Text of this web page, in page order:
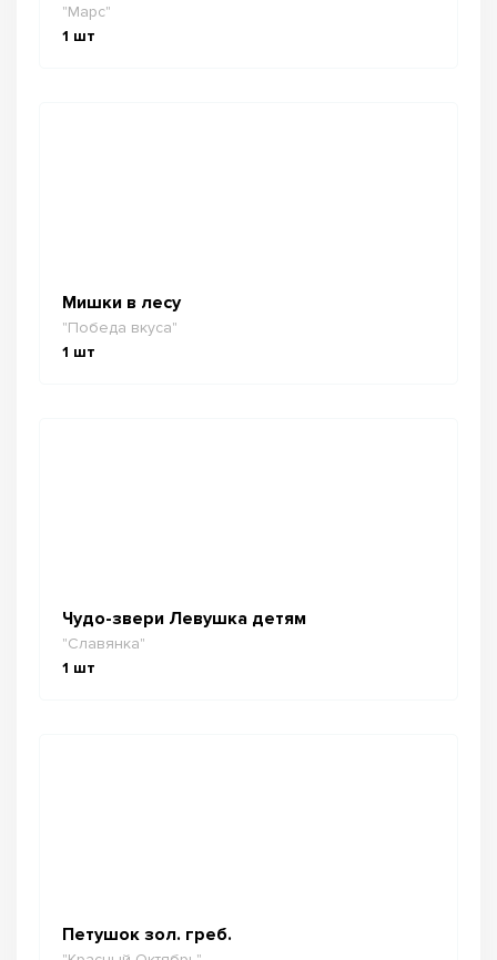
"Марс"
1 шт
Мишки в лесу
"Победа вкуса"
1 шт
Чудо-звери Левушка детям
"Славянка"
1 шт
Петушок зол. греб.